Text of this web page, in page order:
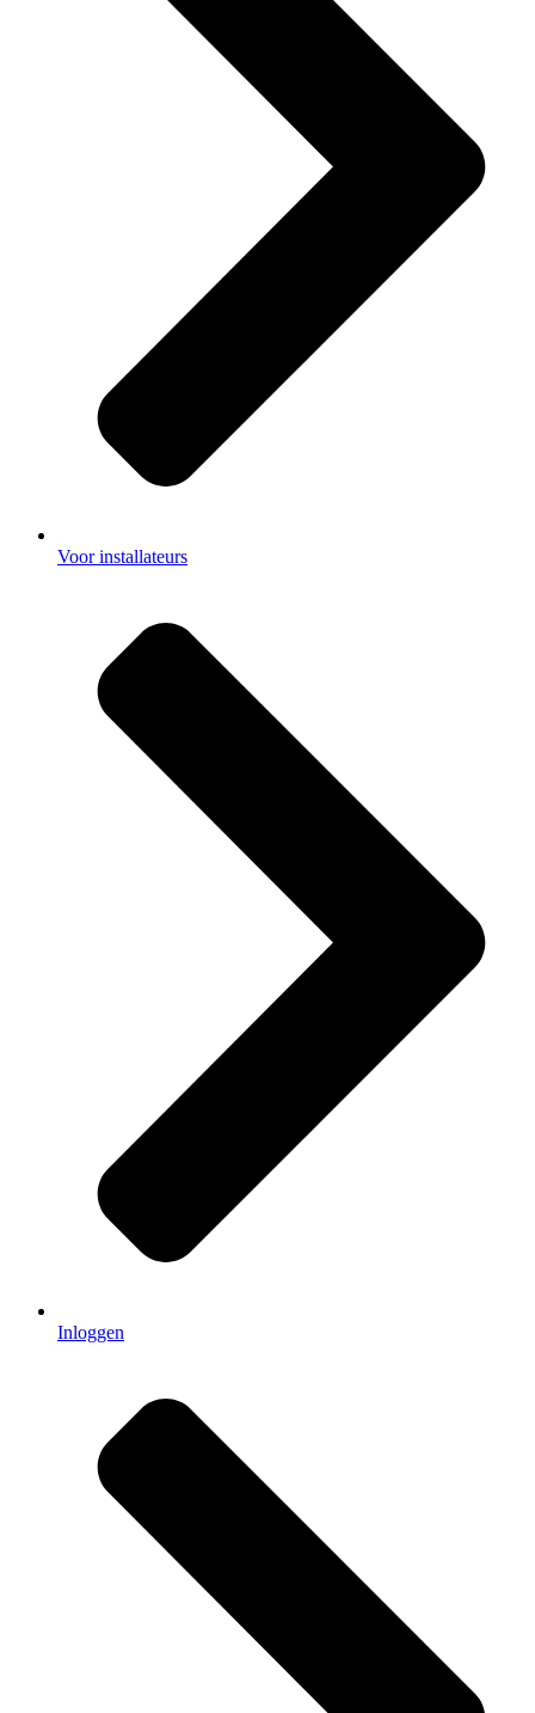
Voor installateurs
Inloggen